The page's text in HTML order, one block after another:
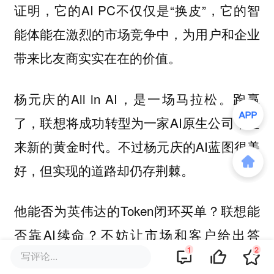
证明，它的AI PC不仅仅是“换皮”，它的智
能体能在激烈的市场竞争中，为用户和企业
带来比友商实实在在的价值。
杨元庆的All in AI，是一场马拉松。跑赢
了，联想将成功转型为一家AI原生公司，迎
来新的黄金时代。不过杨元庆的AI蓝图很美
好，但实现的道路却仍存荆棘。
他能否为英伟达的Token闭环买单？联想能
否靠AI续命？不妨让市场和客户给出答
案。
写评论... 1 2